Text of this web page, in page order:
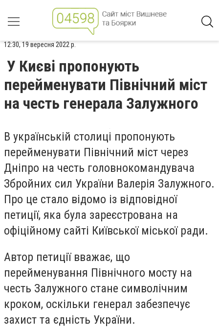
12:30, 19 вересня 2022 р.
У Києві пропонують
перейменувати Північний міст
на честь генерала Залужного
В українській столиці пропонують
перейменувати Північний міст через
Дніпро на честь головнокомандувача
Збройних сил України Валерія Залужного.
Про це стало відомо із відповідної
петиції, яка була зареєстрована на
офіційному сайті Київської міської ради.
Автор петиції вважає, що
перейменування Північного мосту на
честь Залужного стане символічним
кроком, оскільки генерал забезпечує
захист та єдність України.